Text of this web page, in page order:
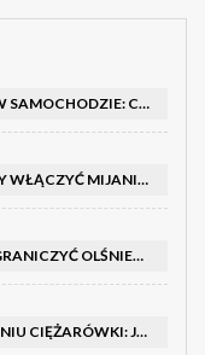
WYPOSAŻENIE NA TRUDNE WARUNKI W SAMOCHODZIE: CO MIEĆ ZIMĄ, W TRASIE I NA WYPADEK AWARII
JAK UŻYWAĆ ŚWIATEŁ WE MGLE – KIEDY WŁĄCZYĆ MIJANIA I PRZECIWMGIELNE ORAZ CZEGO NIE ROBIĆ
JAZDA POD SŁOŃCE: CO ZROBIĆ, BY OGRANICZYĆ OLŚNIENIE I POPRAWIĆ WIDOCZNOŚĆ
PODMUCH WIATRU PRZY WYPRZEDZANIU CIĘŻARÓWKI: JAK UTRZYMAĆ TOR JAZDY I OPANOWAĆ AUTO